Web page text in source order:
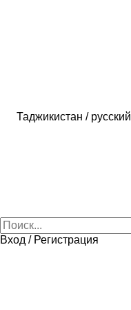
Таджикистан / русский
Вход / Регистрация